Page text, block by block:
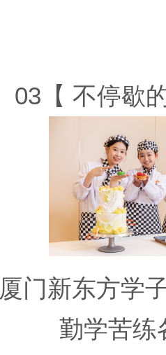
03【 不停歇
厦门新东方学
勤学苦练